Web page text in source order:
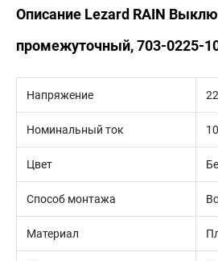
Описание Lezard RAIN
промежуточный, 703-0225-
Напряжение
Номинальный ток
Цвет
Способ монтажа
Материал